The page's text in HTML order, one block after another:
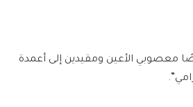
معصوبي الأعين ومقيدين إلى أعمدة